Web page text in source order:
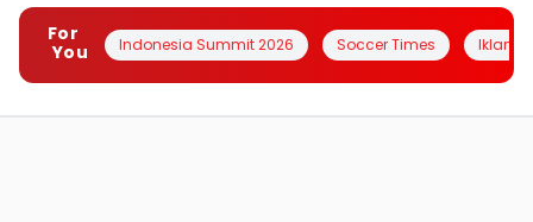
For
You
Indonesia Summit 2026 Soccer Times Iklanin